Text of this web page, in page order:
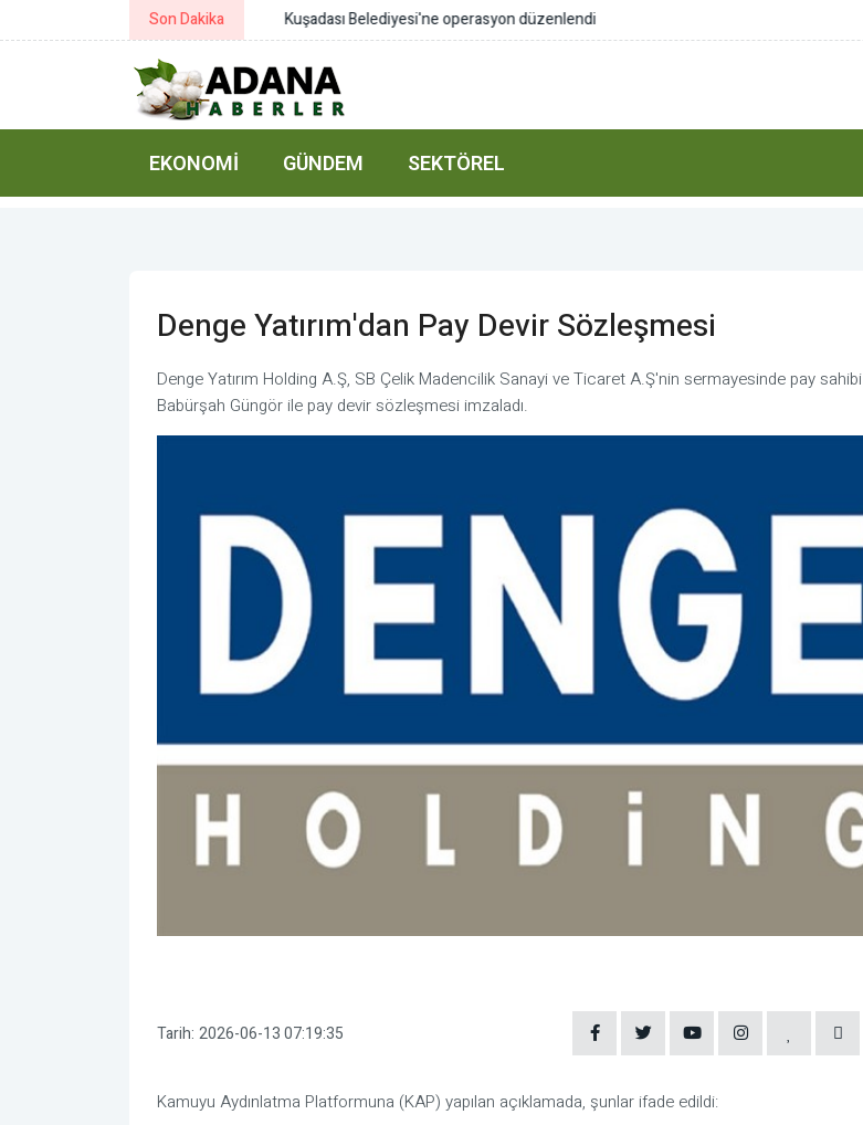
Son Dakika Kuşadası Belediyesi'ne operasyon düzenlendi
EKONOMI GÜNDEM SEKTÖREL
Denge Yatırım'dan Pay Devir Sözleşmesi
Denge Yatırım Holding A.Ş, SB Çelik Madencilik Sanayi ve Ticaret A.Ş'nin sermayesinde pay sahibi
Babürşah Güngör ile pay devir sözleşmesi imzaladı.
Tarih: 2026-06-13 07:19:35
Kamuyu Aydınlatma Platformuna (KAP) yapılan açıklamada, şunlar ifade edildi: